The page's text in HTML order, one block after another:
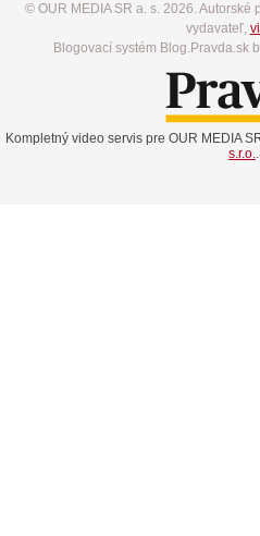
© OUR MEDIA SR a. s. 2026. Autorské
vydavateľ,
Blogovací systém Blog.Pravda.sk
Kompletný video servis pre OUR MEDIA
s.r.o..